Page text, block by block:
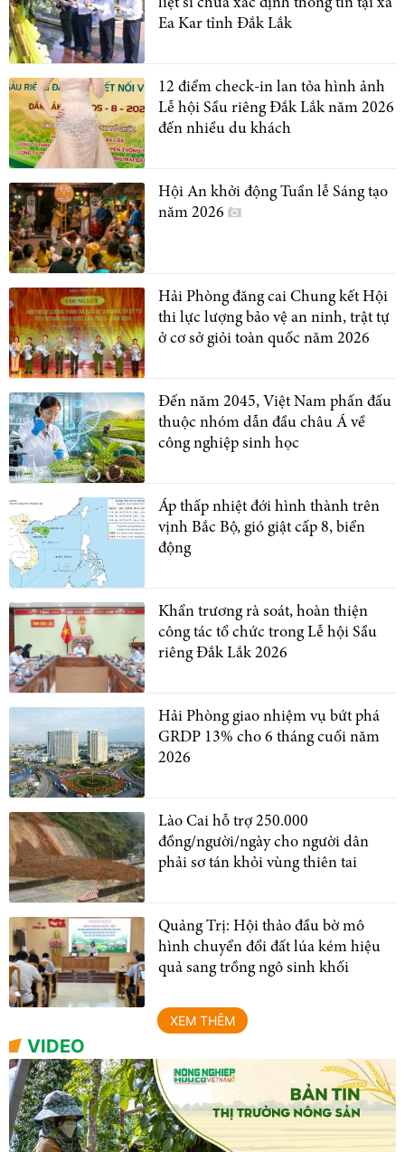
liệt sĩ chưa xác định thông tin tại xã
Ea Kar tỉnh Đắk Lắk
12 điểm check-in lan tỏa hình ảnh
Lễ hội Sầu riêng Đắk Lắk năm 2026
đến nhiều du khách
Hội An khởi động Tuần lễ Sáng tạo
năm 2026
Hải Phòng đăng cai Chung kết Hội
thi lực lượng bảo vệ an ninh, trật tự
ở cơ sở giỏi toàn quốc năm 2026
Đến năm 2045, Việt Nam phấn đấu
thuộc nhóm dẫn đầu châu Á về
công nghiệp sinh học
Áp thấp nhiệt đới hình thành trên
vịnh Bắc Bộ, gió giật cấp 8, biển
động
Khẩn trương rà soát, hoàn thiện
công tác tổ chức trong Lễ hội Sầu
riêng Đắk Lắk 2026
Hải Phòng giao nhiệm vụ bứt phá
GRDP 13% cho 6 tháng cuối năm
2026
Lào Cai hỗ trợ 250.000
đồng/người/ngày cho người dân
phải sơ tán khỏi vùng thiên tai
Quảng Trị: Hội thảo đầu bờ mô
hình chuyển đổi đất lúa kém hiệu
quả sang trồng ngô sinh khối
XEM THÊM
VIDEO